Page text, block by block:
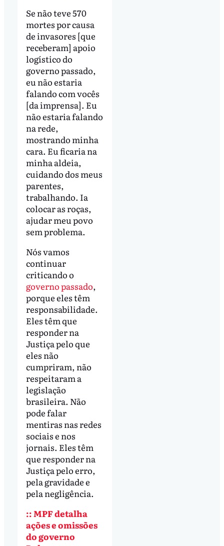
Se não teve 570
mortes por causa
de invasores [que
receberam] apoio
logístico do
governo passado,
eu não estaria
falando com vocês
[da imprensa]. Eu
não estaria falando
na rede,
mostrando minha
cara. Eu ficaria na
minha aldeia,
cuidando dos meus
parentes,
trabalhando. Ia
colocar as roças,
ajudar meu povo
sem problema.
Nós vamos
continuar
criticando o
governo passado,
porque eles têm
responsabilidade.
Eles têm que
responder na
Justiça pelo que
eles não
cumpriram, não
respeitaram a
legislação
brasileira. Não
pode falar
mentiras nas redes
sociais e nos
jornais. Eles têm
que responder na
Justiça pelo erro,
pela gravidade e
pela negligência.
:: MPF detalha
ações e omissões
do governo